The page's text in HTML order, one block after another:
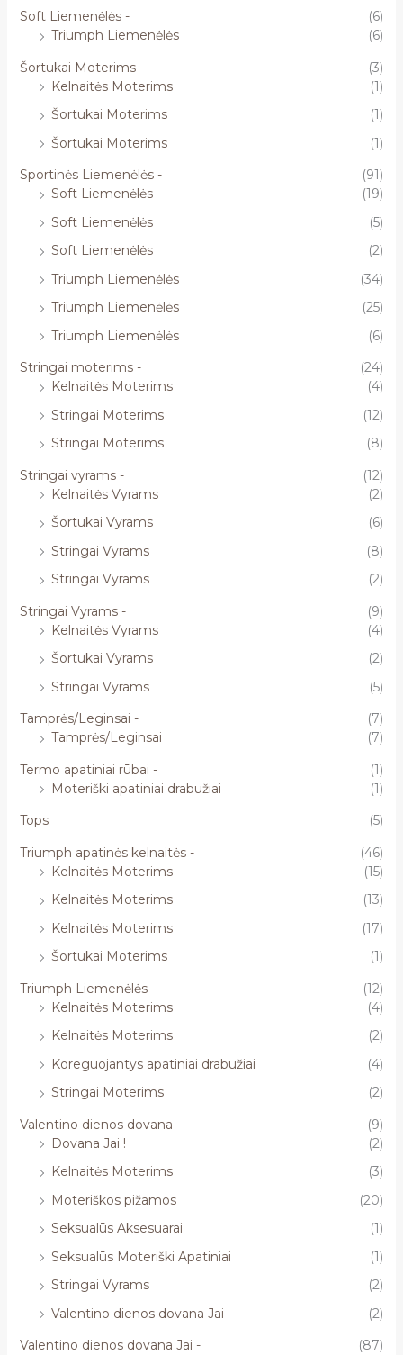
Soft Liemenėlės -
(6)
Triumph Liemenėlės
(6)
Šortukai Moterims -
(3)
Kelnaitės Moterims
(1)
Šortukai Moterims
(1)
Šortukai Moterims
(1)
Sportinės Liemenėlės -
(91)
Soft Liemenėlės
(19)
Soft Liemenėlės
(5)
Soft Liemenėlės
(2)
Triumph Liemenėlės
(34)
Triumph Liemenėlės
(25)
Triumph Liemenėlės
(6)
Stringai moterims -
(24)
Kelnaitės Moterims
(4)
Stringai Moterims
(12)
Stringai Moterims
(8)
Stringai vyrams -
(12)
Kelnaitės Vyrams
(2)
Šortukai Vyrams
(6)
Stringai Vyrams
(8)
Stringai Vyrams
(2)
Stringai Vyrams -
(9)
Kelnaitės Vyrams
(4)
Šortukai Vyrams
(2)
Stringai Vyrams
(5)
Tamprės/Leginsai -
(7)
Tamprės/Leginsai
(7)
Termo apatiniai rūbai -
(1)
Moteriški apatiniai drabužiai
(1)
Tops
(5)
Triumph apatinės kelnaitės -
(46)
Kelnaitės Moterims
(15)
Kelnaitės Moterims
(13)
Kelnaitės Moterims
(17)
Šortukai Moterims
(1)
Triumph Liemenėlės -
(12)
Kelnaitės Moterims
(4)
Kelnaitės Moterims
(2)
Koreguojantys apatiniai drabužiai
(4)
Stringai Moterims
(2)
Valentino dienos dovana -
(9)
Dovana Jai !
(2)
Kelnaitės Moterims
(3)
Moteriškos pižamos
(20)
Seksualūs Aksesuarai
(1)
Seksualūs Moteriški Apatiniai
(1)
Stringai Vyrams
(2)
Valentino dienos dovana Jai
(2)
Valentino dienos dovana Jai -
(87)